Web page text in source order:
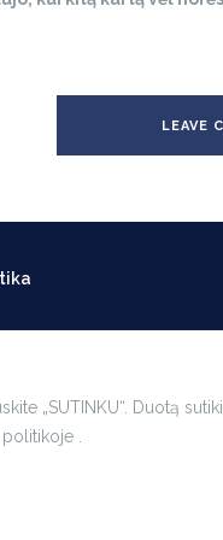
„SUTINKU“. Duotą
.